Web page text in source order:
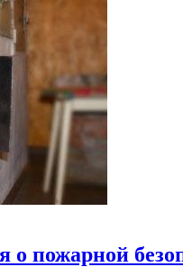
о пожарной